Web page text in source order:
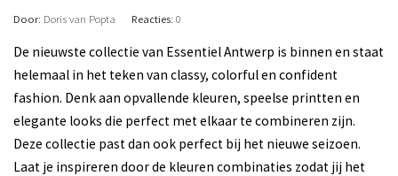
Door: Doris van Popta Reacties: 0
De nieuwste collectie van Essentiel Antwerp is binnen en staat
helemaal in het teken van classy, colorful en confident
fashion. Denk aan opvallende kleuren, speelse printten en
elegante looks die perfect met elkaar te combineren zijn.
Deze collectie past dan ook perfect bij het nieuwe seizoen.
Laat je inspireren door de kleuren combinaties zodat jij het